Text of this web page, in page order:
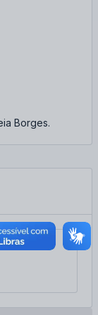
Borges.